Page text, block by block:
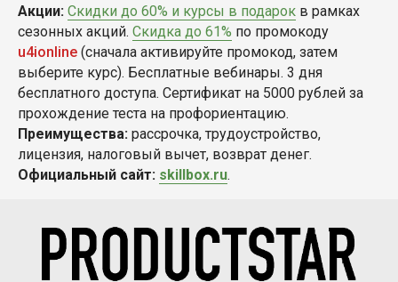
Акции: Скидки до 60% и курсы в подарок в рамках
сезонных акций. Скидка до 61% по промокоду
u4ionline (сначала активируйте промокод, затем
выберите курс). Бесплатные вебинары. 3 дня
бесплатного доступа. Сертификат на 5000 рублей за
прохождение теста на профориентацию.
Преимущества: рассрочка, трудоустройство,
лицензия, налоговый вычет, возврат денег.
Официальный сайт: skillbox.ru.